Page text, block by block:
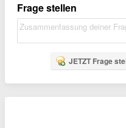
Frage stellen
JETZT Frage